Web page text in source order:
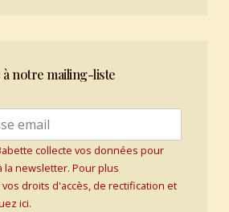
notre mailing-liste
collecte vos données pour
la newsletter. Pour plus
droits d'accès, de rectification et
ici.